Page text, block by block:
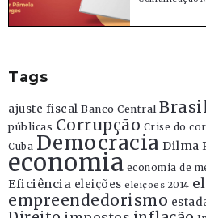
Tags
ajuste fiscal Banco Central
públicas Corrupção Crise do
Cuba Democracia Dilma
economia economia de
Eficiência eleições eleições 2014
empreendedorismo